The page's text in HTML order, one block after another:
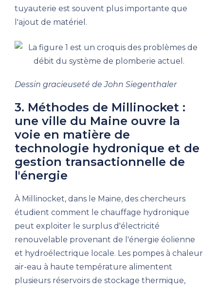
tuyauterie est souvent plus importante que
l'ajout de matériel.
Dessin gracieuseté de John Siegenthaler
3. Méthodes de Millinocket :
une ville du Maine ouvre la
voie en matière de
technologie hydronique et de
gestion transactionnelle de
l'énergie
À Millinocket, dans le Maine, des chercheurs
étudient comment le chauffage hydronique
peut exploiter le surplus d'électricité
renouvelable provenant de l'énergie éolienne
et hydroélectrique locale. Les pompes à chaleur
air-eau à haute température alimentent
plusieurs réservoirs de stockage thermique,